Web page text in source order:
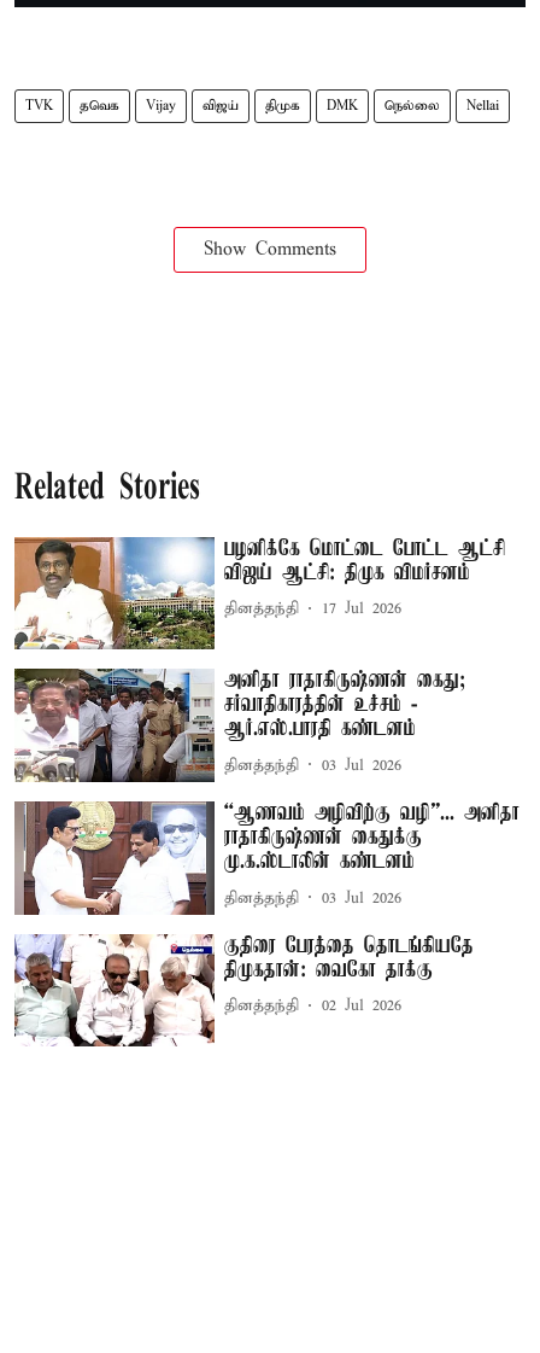
TVK தவெக Vijay விஜய் திமுக DMK நெல்லை Nellai
Show Comments
Related Stories
பழனிக்கே மொட்டை போட்ட ஆட்சி
விஜய் ஆட்சி: திமுக விமர்சனம்
தினத்தந்தி 17 Jul 2026
அனிதா ராதாகிருஷ்ணன் கைது;
சர்வாதிகாரத்தின் உச்சம் -
ஆர்.எஸ்.பாரதி கண்டனம்
தினத்தந்தி 03 Jul 2026
“ஆணவம் அழிவிற்கு வழி”... அனிதா
ராதாகிருஷ்ணன் கைதுக்கு
மு.க.ஸ்டாலின் கண்டனம்
தினத்தந்தி 03 Jul 2026
குதிரை பேரத்தை தொடங்கியதே
திமுகதான்: வைகோ தாக்கு
தினத்தந்தி 02 Jul 2026